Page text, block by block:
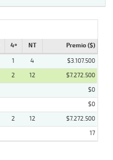
4º NT Premio ($)
1 4
$3.107.500
2 12
$7.272.500
$0
$0
2 12
$7.272.500
17